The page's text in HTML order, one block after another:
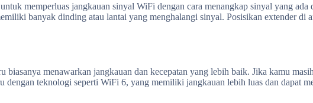
memperluas jangkauan sinyal WiFi dengan cara menangkap sinyal yang ada
banyak dinding atau lantai yang menghalangi sinyal. Posisikan extender di
menawarkan jangkauan dan kecepatan yang lebih baik. Jika kamu
teknologi seperti WiFi 6, yang memiliki jangkauan lebih luas dan dapat